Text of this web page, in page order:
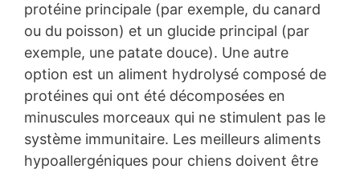
protéine principale (par exemple, du canard
ou du poisson) et un glucide principal (par
exemple, une patate douce). Une autre
option est un aliment hydrolysé composé de
protéines qui ont été décomposées en
minuscules morceaux qui ne stimulent pas le
système immunitaire. Les meilleurs aliments
hypoallergéniques pour chiens doivent être